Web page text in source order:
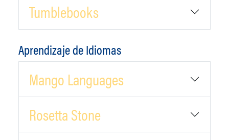
Tumblebooks
Aprendizaje de Idiomas
Mango Languages
Rosetta Stone